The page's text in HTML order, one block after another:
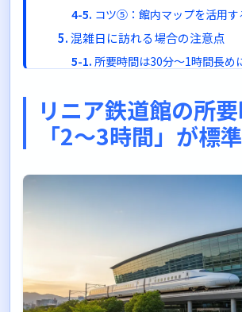
コツ⑤：館内マップを活用す
混雑日に訪れる場合の注意点
所要時間は30分〜1時間長め
昼食の時間帯は飲食スペース
子連れの場合は余裕を持っ
施設概要
公式情報の確認を忘れずに
まとめ：リニア鉄道館の所要
わせて計画を
リニア鉄道館の所
「2〜3時間」が標